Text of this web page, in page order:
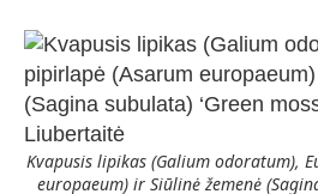
Kvapusis lipikas (Galium odoratum),
europaeum) ir Siūlinė žemenė